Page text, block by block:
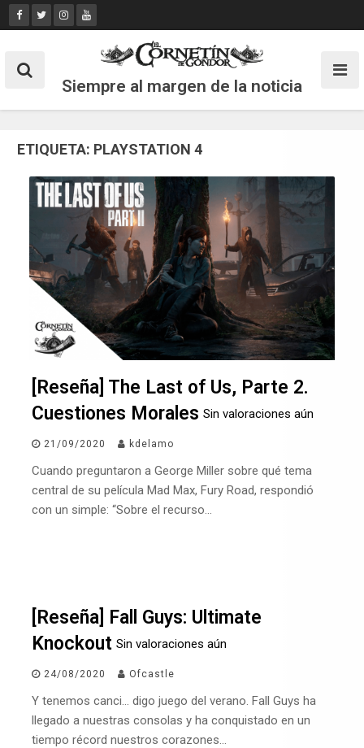
Skip
to
Siempre al margen de la noticia
ETIQUETA: PLAYSTATION 4
[Reseña] The Last of Us, Parte 2.
Cuestiones Morales Sin valoraciones aún
21/09/2020 kdelamo
Cuando preguntaron a George Miller sobre qué tema
central de su película Mad Max, Fury Road, respondió
con un simple: “Sobre el recurso…
[Reseña] Fall Guys: Ultimate
Knockout Sin valoraciones aún
24/08/2020 Ofcastle
Y tenemos canci… digo juego del verano. Fall Guys ha
llegado a nuestras consolas y ha conquistado en un
tiempo récord nuestros corazones…